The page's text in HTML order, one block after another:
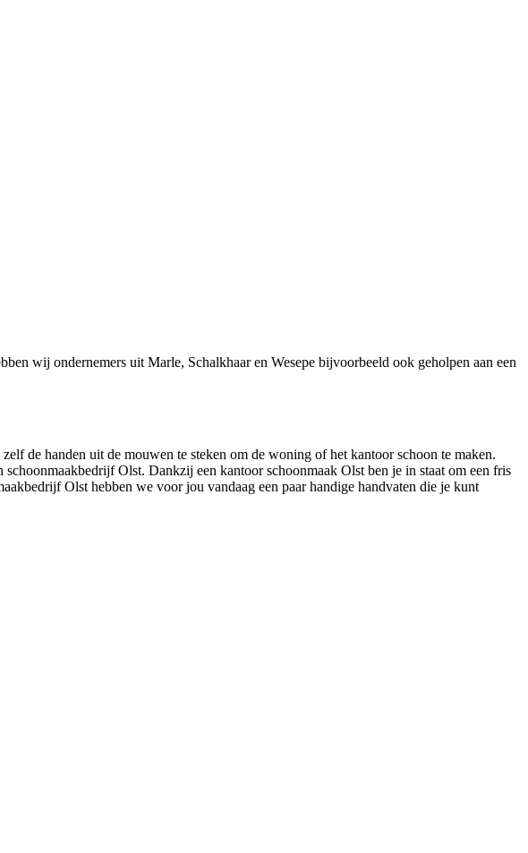
wij ondernemers uit Marle, Schalkhaar en Wesepe bijvoorbeeld ook geholpen aan een
de handen uit de mouwen te steken om de woning of het kantoor schoon te maken.
Olst. Dankzij een kantoor schoonmaak Olst ben je in staat om een fris
Olst hebben we voor jou vandaag een paar handige handvaten die je kunt